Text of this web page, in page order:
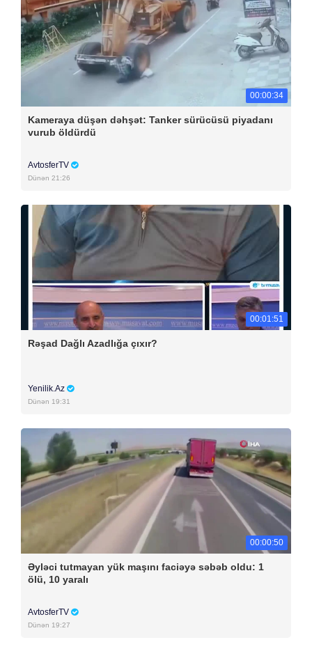
00:00:34
Kameraya düşən dəhşət: Tanker sürücüsü piyadanı
vurub öldürdü
AvtosferTV
Dünən 21:26
00:01:51
Rəşad Dağlı Azadlığa çıxır?
Yenilik.Az
Dünən 19:31
00:00:50
Əyləci tutmayan yük maşını faciəyə səbəb oldu: 1
ölü, 10 yaralı
AvtosferTV
Dünən 19:27